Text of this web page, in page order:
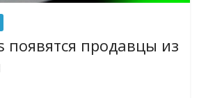
появятся продавцы из